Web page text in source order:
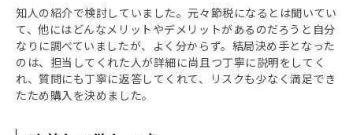
知人の紹介で検討していました。元々節税になるとは聞いてい
て、他にはどんなメリットやデメリットがあるのだろうと自分
なりに調べていましたが、よく分からず。結局決め手となった
のは、担当してくれた人が詳細に尚且つ丁寧に説明をしてく
れ、質問にも丁寧に返答してくれて、リスクも少なく満足でき
たため購入を決めました。